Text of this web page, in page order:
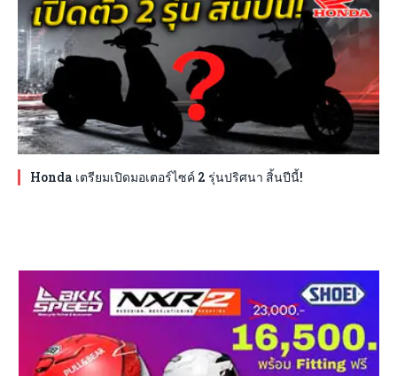
Honda เตรียมเปิดมอเตอร์ไซค์ 2 รุ่นปริศนา สิ้นปีนี้!